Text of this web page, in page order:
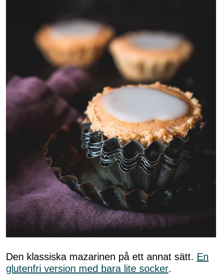
Den klassiska mazarinen på ett annat sätt. En
glutenfri version med bara lite socker.